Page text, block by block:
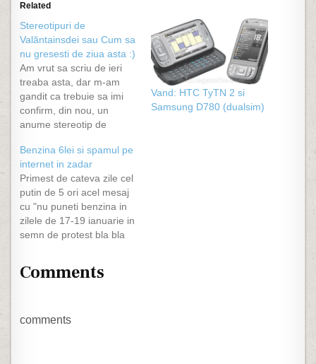
Related
Stereotipuri de
Valăntainsdei sau Cum sa
nu gresesti de ziua asta :)
Am vrut sa scriu de ieri
treaba asta, dar m-am
gandit ca trebuie sa imi
confirm, din nou, un
anume stereotip de
paranteza, in calendarul
ortodox, nu exista nici un
Sfant Ventin, si mai mult
decat atat, nu exista nici
in cel catolic, cel putin
nu…
Vand: HTC TyTN 2 si
Samsung D780 (dualsim)
Benzina 6lei si spamul pe
internet in zadar
Primest de cateva zile cel
putin de 5 ori acel mesaj
cu "nu puneti benzina in
zilele de 17-19 ianuarie in
semn de protest bla bla
acoperire logica. Sa
aproximativ 99 de lei.…
Comments
comments